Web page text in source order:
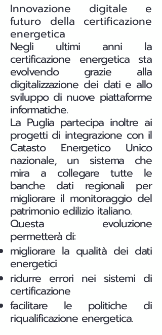
Innovazione digitale e
futuro della certificazione
energetica
Negli ultimi anni la
certificazione energetica sta
evolvendo grazie alla
digitalizzazione dei dati e allo
sviluppo di nuove piattaforme
informatiche.
La Puglia partecipa inoltre ai
progetti di integrazione con il
Catasto Energetico Unico
nazionale, un sistema che
mira a collegare tutte le
banche dati regionali per
migliorare il monitoraggio del
patrimonio edilizio italiano.
Questa evoluzione
permetterà di:
migliorare la qualità dei dati
energetici
ridurre errori nei sistemi di
certificazione
facilitare le politiche di
riqualificazione energetica.